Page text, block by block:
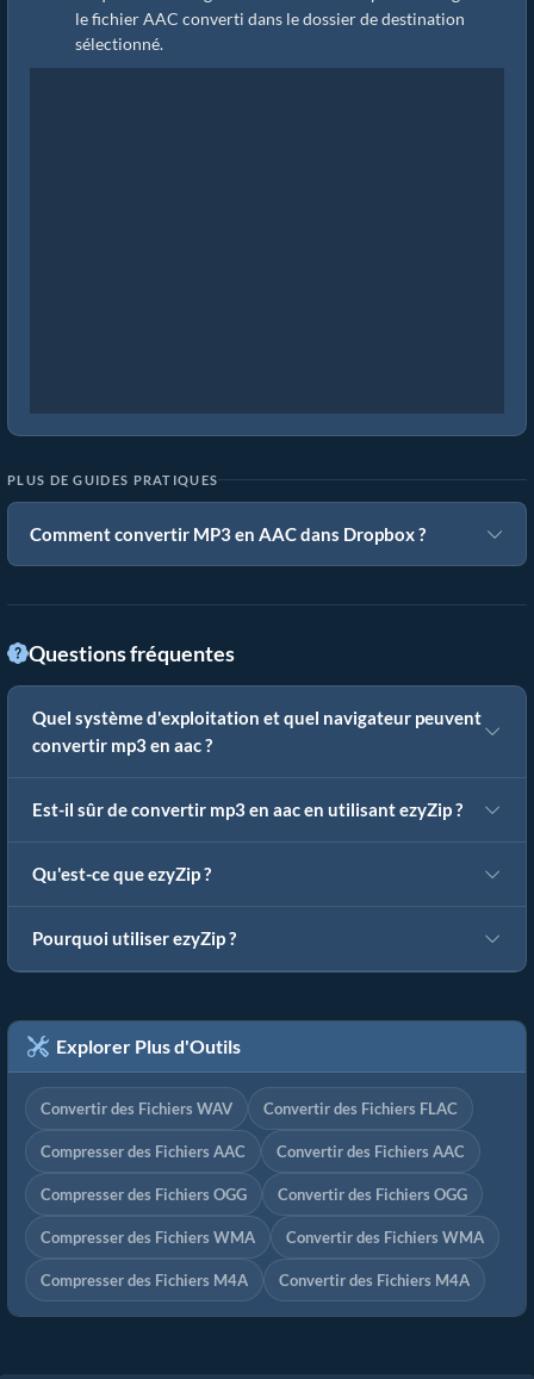
le fichier AAC converti dans le dossier de destination
sélectionné.
PLUS DE GUIDES PRATIQUES
Comment convertir MP3 en AAC dans Dropbox ?
Questions fréquentes
Quel système d'exploitation et quel navigateur peuvent
convertir mp3 en aac ?
Est-il sûr de convertir mp3 en aac en utilisant ezyZip ?
Qu'est-ce que ezyZip ?
Pourquoi utiliser ezyZip ?
Explorer Plus d'Outils
Convertir des Fichiers WAV Convertir des Fichiers FLAC
Compresser des Fichiers AAC Convertir des Fichiers AAC
Compresser des Fichiers OGG Convertir des Fichiers OGG
Compresser des Fichiers WMA Convertir des Fichiers WMA
Compresser des Fichiers M4A Convertir des Fichiers M4A